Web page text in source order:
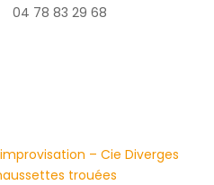
04 78 83 29 68
– Cie Diverges
trouées